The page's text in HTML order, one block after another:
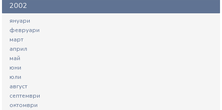
2002
януари
февруари
март
април
май
юни
юли
август
септември
октомври